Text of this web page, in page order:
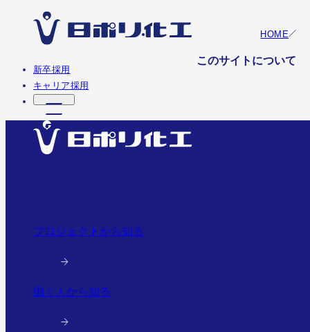
新卒採用
キャリア採用
プロジェクトから知る
働く人から知る
HOME
このサイトについて